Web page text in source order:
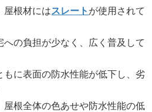
屋根材にはスレート が使用されて
への負担が少なく、広く普及して
もに表面の防水性能が低下し、劣
屋根全体の色あせや防水性能の低